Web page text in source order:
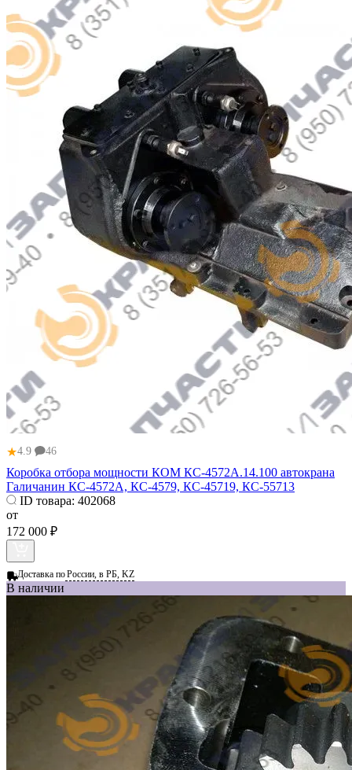
★4.9 46
Коробка отбора мощности КОМ КС-4572А.14.100 автокрана
Галичанин КС-4572А, КС-4579, КС-45719, КС-55713
ID товара: 402068
от
172 000 ₽
Доставка поРоссии, в РБ, KZ
В наличии